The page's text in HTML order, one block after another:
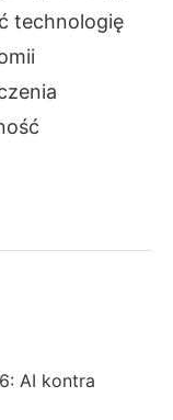
technologię
AI kontra